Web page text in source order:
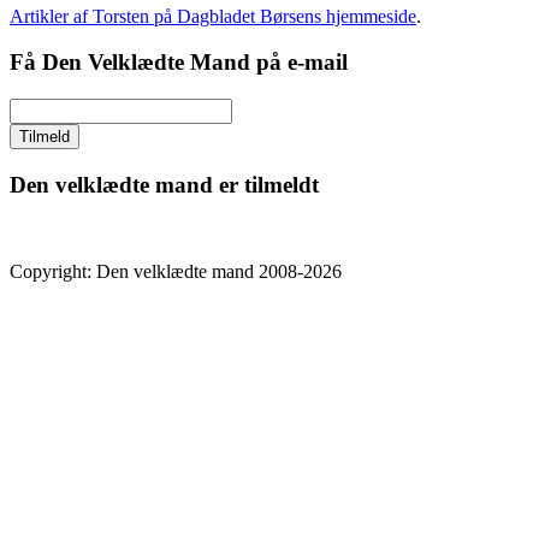
Artikler af Torsten på Dagbladet Børsens hjemmeside.
Få Den Velklædte Mand på e-mail
Den velklædte mand er tilmeldt
Copyright: Den velklædte mand 2008-2026